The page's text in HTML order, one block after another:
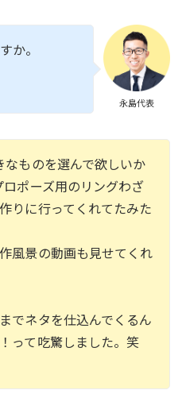
永島代表
か。
なものを選んで欲しいか
ロポーズ用のリングわざ
りに行ってくれてたみた
風景の動画も見せてくれ
でネタを仕込んでくるん
って吃驚しました。笑